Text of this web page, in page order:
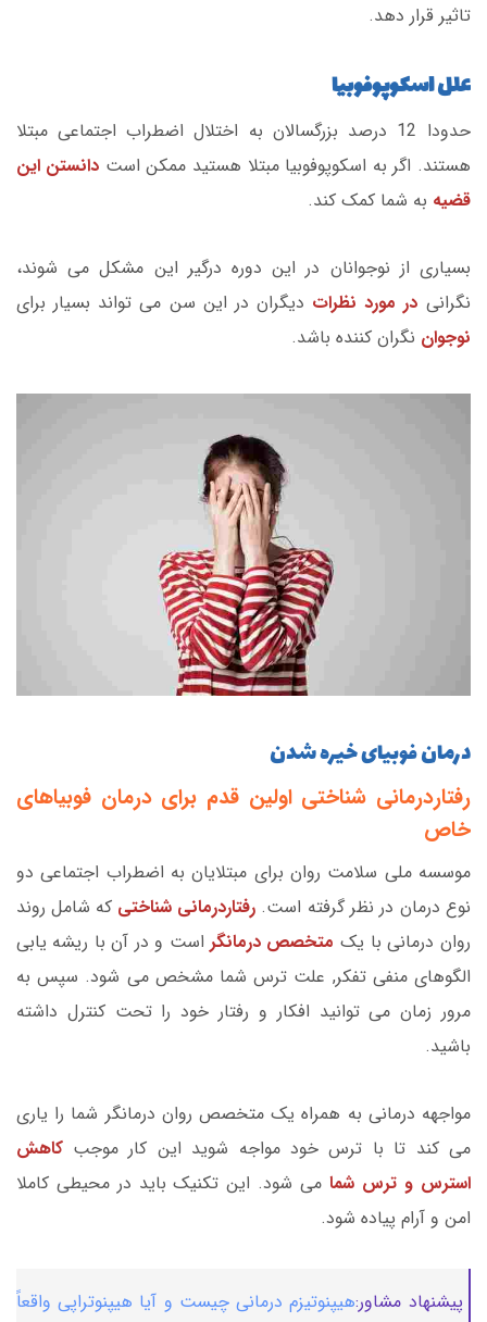
تاثیر قرار دهد.
علل اسکوپوفوبیا
حدودا 12 درصد بزرگسالان به اختلال اضطراب اجتماعی مبتلا
هستند. اگر به اسکوپوفوبیا مبتلا هستید ممکن است دانستن این
قضیه به شما کمک کند.
بسیاری از نوجوانان در این دوره درگیر این مشکل می شوند،
نگرانی در مورد نظرات دیگران در این سن می تواند بسیار برای
نوجوان نگران کننده باشد.
درمان فوبیای خیره شدن
رفتاردرمانی شناختی اولین قدم برای درمان فوبیاهای
خاص
موسسه ملی سلامت روان برای مبتلایان به اضطراب اجتماعی دو
نوع درمان در نظر گرفته است. رفتاردرمانی شناختی که شامل روند
روان درمانی با یک متخصص درمانگر است و در آن با ریشه یابی
الگوهای منفی تفکر, علت ترس شما مشخص می شود. سپس به
مرور زمان می توانید افکار و رفتار خود را تحت کنترل داشته
باشید.
مواجهه درمانی به همراه یک متخصص روان درمانگر شما را یاری
می کند تا با ترس خود مواجه شوید این کار موجب کاهش
استرس و ترس شما می شود. این تکنیک باید در محیطی کاملا
امن و آرام پیاده شود.
پیشنهاد مشاور:هیپنوتیزم درمانی چیست و آیا هیپنوتراپی واقعاً